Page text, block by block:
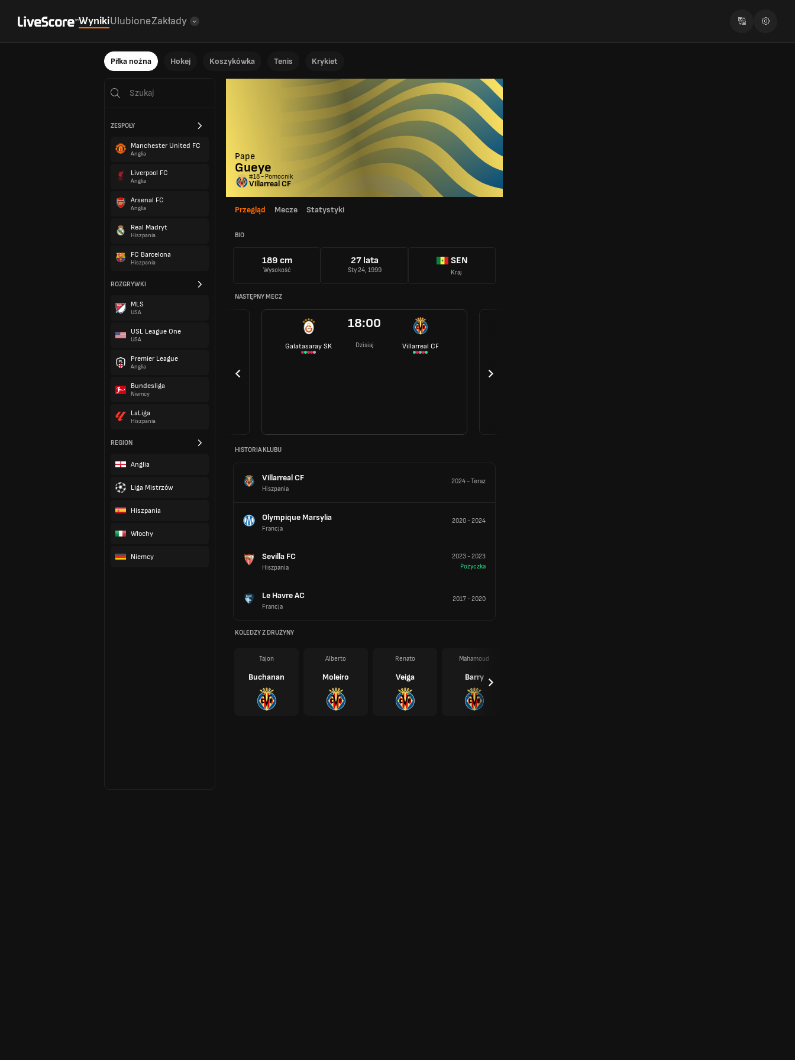
WynikiUlubioneZakłady
Piłka nożna Hokej Koszykówka Tenis Krykiet
ZESPOŁY
Manchester United FC
Anglia
Liverpool FC
Anglia
Arsenal FC
Anglia
Real Madryt
Hiszpania
FC Barcelona
Hiszpania
ROZGRYWKI
MLS
USA
USL League One
USA
Premier League
Anglia
Bundesliga
Niemcy
LaLiga
Hiszpania
REGION
Anglia
Liga Mistrzów
Hiszpania
Włochy
Niemcy
Pape
Gueye
#18 - Pomocnik
Villarreal CF
Przegląd Mecze Statystyki
BIO
189 cm
Wysokość
27 lata
Sty 24, 1999
SEN
Kraj
NASTĘPNY MECZ
Galatasaray SK
18:00
Dzisiaj Villarreal CF
HISTORIA KLUBU
Villarreal CF
Hiszpania
2024-Teraz
Olympique Marsylia
Francja
2020-2024
Sevilla FC
Hiszpania
2023-2023
Pożyczka
Le Havre AC
Francja
2017-2020
KOLEDZY Z DRUŻYNY
Tajon
Buchanan
Alberto
Moleiro
Renato
Veiga
Mahamoud
Barry